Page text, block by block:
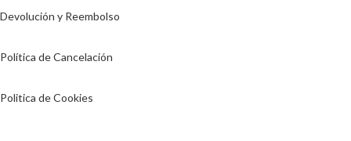
Devolución y Reembolso
Política de Cancelación
Politica de Cookies